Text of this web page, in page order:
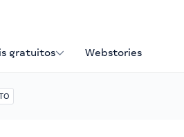
gratuitos Webstories